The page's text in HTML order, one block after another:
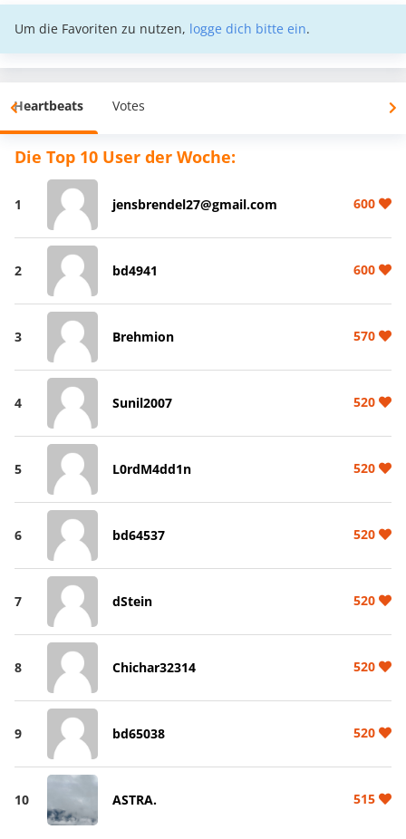
Um die Favoriten zu nutzen, logge dich bitte ein.
Heartbeats Votes
Die Top 10 User der Woche:
1 jensbrendel27@gmail.com 600
2 bd4941 600
3 Brehmion 570
4 Sunil2007 520
5 L0rdM4dd1n 520
6 bd64537 520
7 dStein 520
8 Chichar32314 520
9 bd65038 520
10 ASTRA. 515